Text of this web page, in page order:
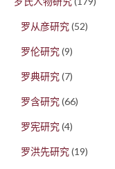
罗从彦研究(52)
罗伦研究(9)
罗典研究(7)
罗含研究(66)
罗宪研究(4)
罗洪先研究(19)